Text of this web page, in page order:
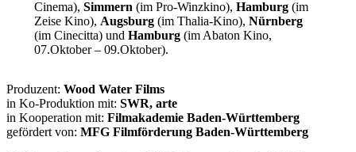
Cinema), Simmern (im Pro-Winzkino), Hamburg (im
Zeise Kino), Augsburg(im Thalia-Kino), Nürnberg
(im Cinecitta) und Hamburg(im Abaton Kino,
07.Oktober – 09.Oktober).
Produzent: Wood Water Films
in Ko-Produktion mit: SWR, arte
in Kooperation mit: Filmakademie Baden-Württemberg
gefördert von: MFG Filmförderung Baden-Württemberg